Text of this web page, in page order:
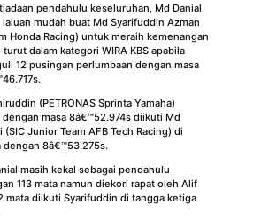
pendahulu keseluruhan, Md Danial
mudah buat Md Syarifuddin Azman
Honda Racing) untuk meraih kemenangan
dalam kategori WIRA KBS apabila
12 pusingan perlumbaan dengan masa
(PETRONAS Sprinta Yamaha)
masa 8â€™52.974s diikuti Md
(SIC Junior Team AFB Tech Racing) di
8â€™53.275s.
masih kekal sebagai pendahulu
113 mata namun diekori rapat oleh Alif
mata diikuti Syarifuddin di tangga ketiga